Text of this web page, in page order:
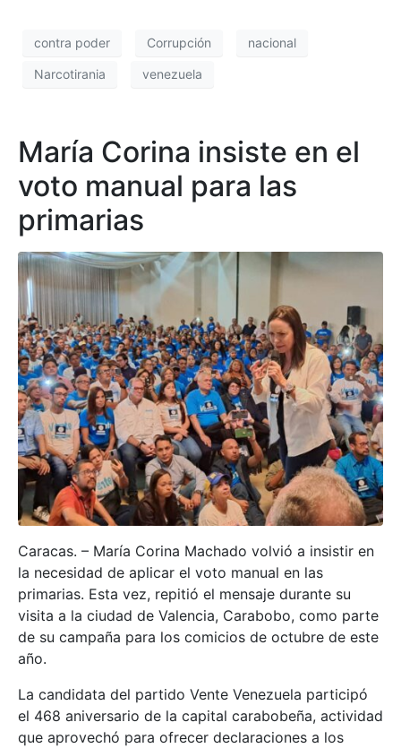
contra poder Corrupción nacional
Narcotirania venezuela
María Corina insiste en el
voto manual para las
primarias
Caracas. – María Corina Machado volvió a insistir en
la necesidad de aplicar el voto manual en las
primarias. Esta vez, repitió el mensaje durante su
visita a la ciudad de Valencia, Carabobo, como parte
de su campaña para los comicios de octubre de este
año.
La candidata del partido Vente Venezuela participó
el 468 aniversario de la capital carabobeña, actividad
que aprovechó para ofrecer declaraciones a los